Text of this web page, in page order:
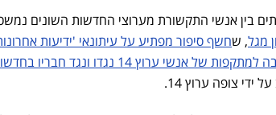
בין אנשי התקשורת מערוצי החדשות השונים
מגל, שחשף סיפור מפתיע על עיתונאי 'ידיעות
של אנשי ערוץ 14 נגדו ונגד חבריו בחדשות 12
ידי צופה ערוץ 14.